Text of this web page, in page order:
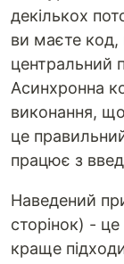
декількох
ви маєте код,
центральний
Асинхронна
виконання,
це
працює з
Наведений
сторінок) -
краще